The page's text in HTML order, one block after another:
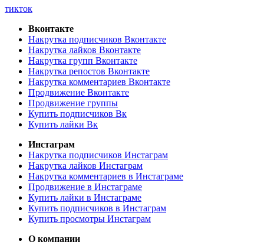
тикток
Вконтакте
Накрутка подписчиков Вконтакте
Накрутка лайков Вконтакте
Накрутка групп Вконтакте
Накрутка репостов Вконтакте
Накрутка комментариев Вконтакте
Продвижение Вконтакте
Продвижение группы
Купить подписчиков Вк
Купить лайки Вк
Инстаграм
Накрутка подписчиков Инстаграм
Накрутка лайков Инстаграм
Накрутка комментариев в Инстаграме
Продвижение в Инстаграме
Купить лайки в Инстаграме
Купить подписчиков в Инстаграм
Купить просмотры Инстаграм
О компании